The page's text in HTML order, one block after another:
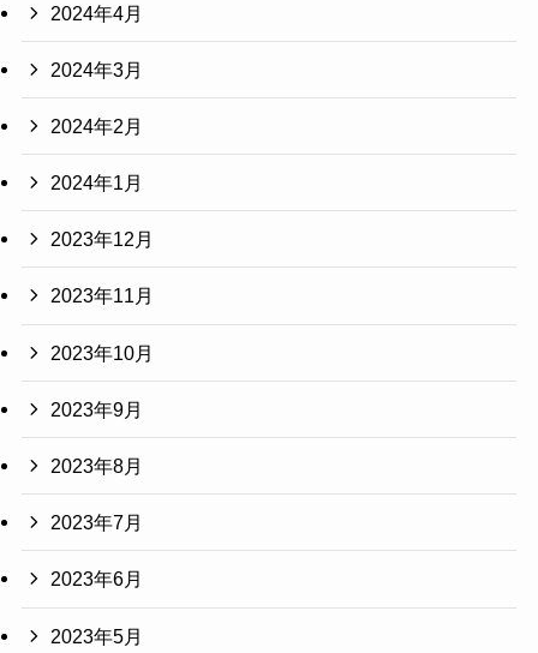
2024年4月
2024年3月
2024年2月
2024年1月
2023年12月
2023年11月
2023年10月
2023年9月
2023年8月
2023年7月
2023年6月
2023年5月